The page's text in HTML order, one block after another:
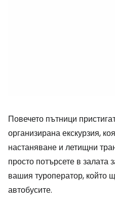
Повечето пътници
организирана екскурзия,
настаняване и летищни
просто потърсете в залата
вашия туроператор, който
автобусите.